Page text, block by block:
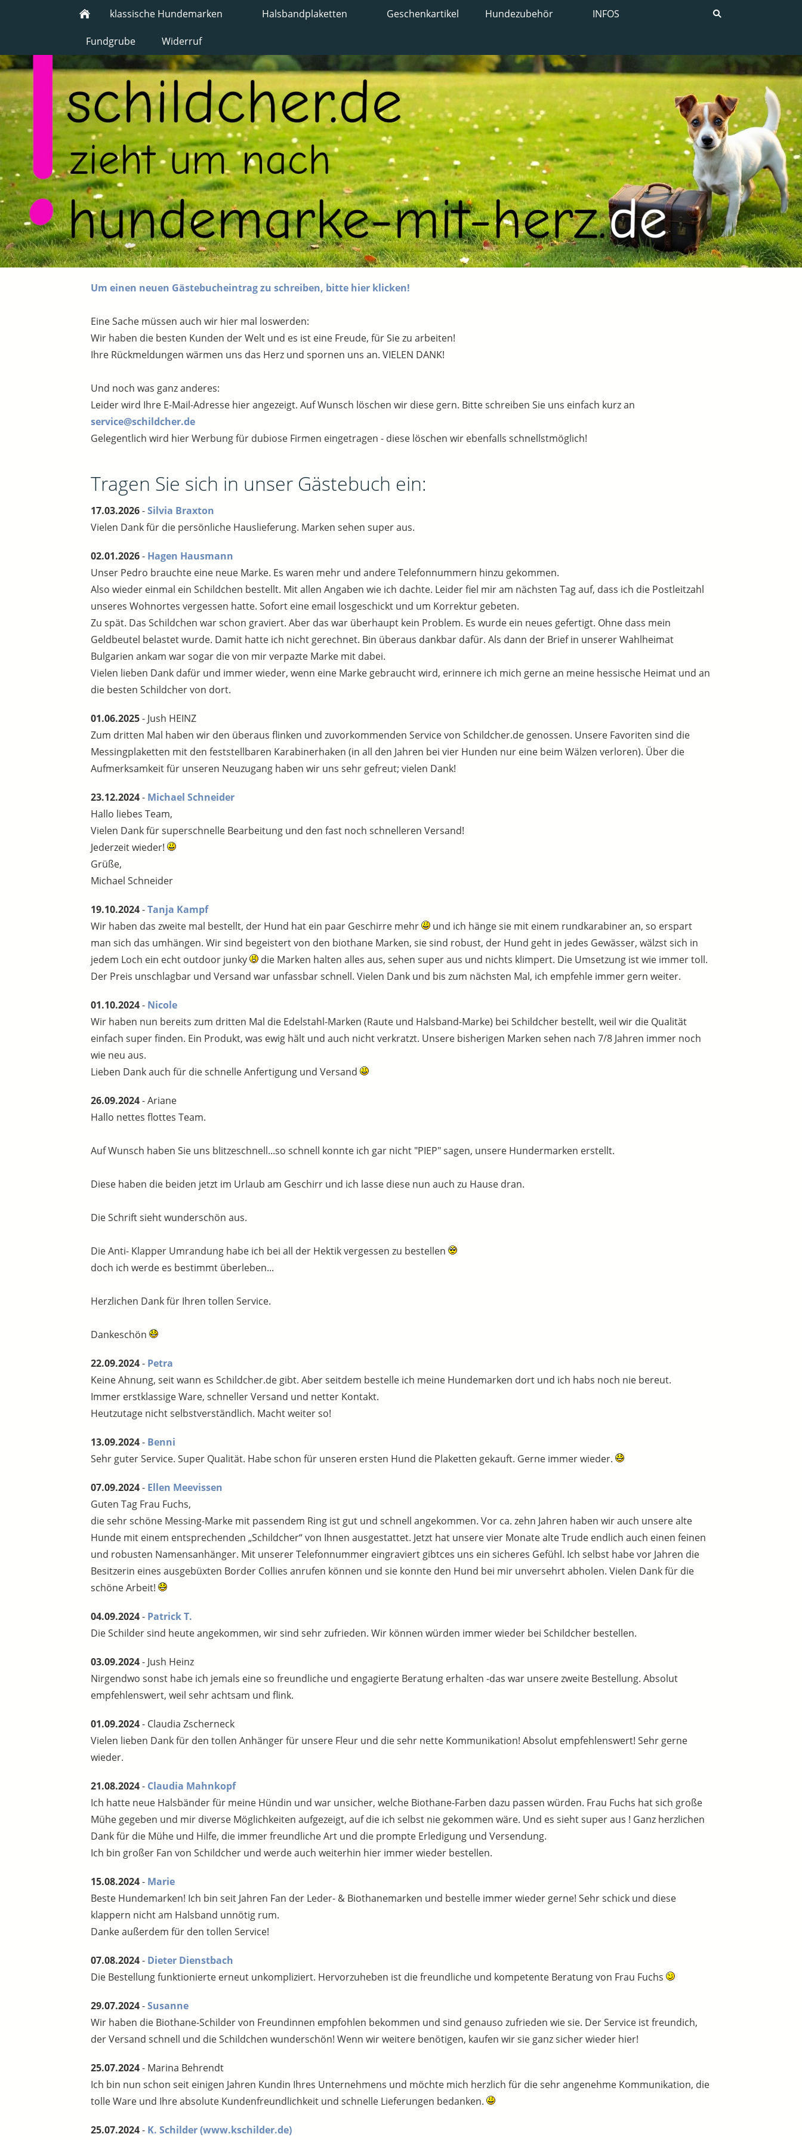
klassische Hundemarken Halsbandplaketten Geschenkartikel Hundezubehör INFOS
Fundgrube Widerruf
Um einen neuen Gästebucheintrag zu schreiben, bitte hier klicken!
Eine Sache müssen auch wir hier mal loswerden:
Wir haben die besten Kunden der Welt und es ist eine Freude, für Sie zu arbeiten!
Ihre Rückmeldungen wärmen uns das Herz und spornen uns an. VIELEN DANK!
Und noch was ganz anderes:
Leider wird Ihre E-Mail-Adresse hier angezeigt. Auf Wunsch löschen wir diese gern. Bitte schreiben Sie uns einfach kurz an
service@schildcher.de
Gelegentlich wird hier Werbung für dubiose Firmen eingetragen - diese löschen wir ebenfalls schnellstmöglich!
Tragen Sie sich in unser Gästebuch ein:
17.03.2026-Silvia Braxton
Vielen Dank für die persönliche Hauslieferung. Marken sehen super aus.
02.01.2026- Hagen Hausmann
Unser Pedro brauchte eine neue Marke. Es waren mehr und andere Telefonnummern hinzu gekommen.
Also wieder einmal ein Schildchen bestellt. Mit allen Angaben wie ich dachte. Leider fiel mir am nächsten Tag auf, dass ich die Postleitzahl
unseres Wohnortes vergessen hatte. Sofort eine email losgeschickt und um Korrektur gebeten.
Zu spät. Das Schildchen war schon graviert. Aber das war überhaupt kein Problem. Es wurde ein neues gefertigt. Ohne dass mein
Geldbeutel belastet wurde. Damit hatte ich nicht gerechnet. Bin überaus dankbar dafür. Als dann der Brief in unserer Wahlheimat
Bulgarien ankam war sogar die von mir verpazte Marke mit dabei.
Vielen lieben Dank dafür und immer wieder, wenn eine Marke gebraucht wird, erinnere ich mich gerne an meine hessische Heimat und an
die besten Schildcher von dort.
01.06.2025- Jush HEINZ
Zum dritten Mal haben wir den überaus flinken und zuvorkommenden Service von Schildcher.de genossen. Unsere Favoriten sind die
Messingplaketten mit den feststellbaren Karabinerhaken (in all den Jahren bei vier Hunden nur eine beim Wälzen verloren). Über die
Aufmerksamkeit für unseren Neuzugang haben wir uns sehr gefreut; vielen Dank!
23.12.2024- Michael Schneider
Hallo liebes Team,
Vielen Dank für superschnelle Bearbeitung und den fast noch schnelleren Versand!
Jederzeit wieder!
Grüße,
Michael Schneider
19.10.2024-Tanja Kampf
Wir haben das zweite mal bestellt, der Hund hat ein paar Geschirre mehr
und ich hänge sie mit einem rundkarabiner an, so erspart
man sich das umhängen. Wir sind begeistert von den biothane Marken, sie sind robust, der Hund geht in jedes Gewässer, wälzst sich in
jedem Loch ein echt outdoor junky
die Marken halten alles aus, sehen super aus und nichts klimpert. Die Umsetzung ist wie immer toll.
Der Preis unschlagbar und Versand war unfassbar schnell. Vielen Dank und bis zum nächsten Mal, ich empfehle immer gern weiter.
01.10.2024- Nicole
Wir haben nun bereits zum dritten Mal die Edelstahl-Marken (Raute und Halsband-Marke) bei Schildcher bestellt, weil wir die Qualität
einfach super finden. Ein Produkt, was ewig hält und auch nicht verkratzt. Unsere bisherigen Marken sehen nach 7/8 Jahren immer noch
wie neu aus.
Lieben Dank auch für die schnelle Anfertigung und Versand
26.09.2024- Ariane
Hallo nettes flottes Team.
Auf Wunsch haben Sie uns blitzeschnell...so schnell konnte ich gar nicht "PIEP" sagen, unsere Hundermarken erstellt.
Diese haben die beiden jetzt im Urlaub am Geschirr und ich lasse diese nun auch zu Hause dran.
Die Schrift sieht wunderschön aus.
Die Anti- Klapper Umrandung habe ich bei all der Hektik vergessen zu bestellen
doch ich werde es bestimmt überleben...
Herzlichen Dank für Ihren tollen Service.
Dankeschön
22.09.2024- Petra
Keine Ahnung, seit wann es Schildcher.de gibt. Aber seitdem bestelle ich meine Hundemarken dort und ich habs noch nie bereut.
Immer erstklassige Ware, schneller Versand und netter Kontakt.
Heutzutage nicht selbstverständlich. Macht weiter so!
13.09.2024- Benni
Sehr guter Service. Super Qualität. Habe schon für unseren ersten Hund die Plaketten gekauft. Gerne immer wieder.
07.09.2024- Ellen Meevissen
Guten Tag Frau Fuchs,
die sehr schöne Messing-Marke mit passendem Ring ist gut und schnell angekommen. Vor ca. zehn Jahren haben wir auch unsere alte
Hunde mit einem entsprechenden „Schildcher“ von Ihnen ausgestattet. Jetzt hat unsere vier Monate alte Trude endlich auch einen feinen
und robusten Namensanhänger. Mit unserer Telefonnummer eingraviert gibtces uns ein sicheres Gefühl. Ich selbst habe vor Jahren die
Besitzerin eines ausgebüxten Border Collies anrufen können und sie konnte den Hund bei mir unversehrt abholen. Vielen Dank für die
schöne Arbeit!
04.09.2024- Patrick T.
Die Schilder sind heute angekommen, wir sind sehr zufrieden. Wir können würden immer wieder bei Schildcher bestellen.
03.09.2024- Jush Heinz
Nirgendwo sonst habe ich jemals eine so freundliche und engagierte Beratung erhalten -das war unsere zweite Bestellung. Absolut
empfehlenswert, weil sehr achtsam und flink.
01.09.2024- Claudia Zscherneck
Vielen lieben Dank für den tollen Anhänger für unsere Fleur und die sehr nette Kommunikation! Absolut empfehlenswert! Sehr gerne
wieder.
21.08.2024- Claudia Mahnkopf
Ich hatte neue Halsbänder für meine Hündin und war unsicher, welche Biothane-Farben dazu passen würden. Frau Fuchs hat sich große
Mühe gegeben und mir diverse Möglichkeiten aufgezeigt, auf die ich selbst nie gekommen wäre. Und es sieht super aus ! Ganz herzlichen
Dank für die Mühe und Hilfe, die immer freundliche Art und die prompte Erledigung und Versendung.
Ich bin großer Fan von Schildcher und werde auch weiterhin hier immer wieder bestellen.
15.08.2024- Marie
Beste Hundemarken! Ich bin seit Jahren Fan der Leder- & Biothanemarken und bestelle immer wieder gerne! Sehr schick und diese
klappern nicht am Halsband unnötig rum.
Danke außerdem für den tollen Service!
07.08.2024- Dieter Dienstbach
Die Bestellung funktionierte erneut unkompliziert. Hervorzuheben ist die freundliche und kompetente Beratung von Frau Fuchs
29.07.2024-Susanne
Wir haben die Biothane-Schilder von Freundinnen empfohlen bekommen und sind genauso zufrieden wie sie. Der Service ist freundich,
der Versand schnell und die Schildchen wunderschön! Wenn wir weitere benötigen, kaufen wir sie ganz sicher wieder hier!
25.07.2024- Marina Behrendt
Ich bin nun schon seit einigen Jahren Kundin Ihres Unternehmens und möchte mich herzlich für die sehr angenehme Kommunikation, die
tolle Ware und Ihre absolute Kundenfreundlichkeit und schnelle Lieferungen bedanken.
25.07.2024- K. Schilder(www.kschilder.de)